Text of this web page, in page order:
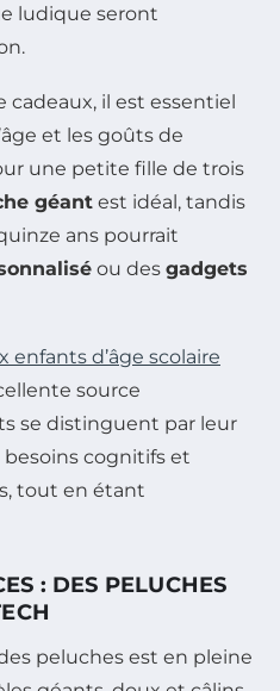
ludique seront
il est essentiel
et les goûts de
une petite fille de trois
géant est idéal, tandis
ans pourrait
ou des gadgets
enfants d’âge scolaire
source
se distinguent par leur
cognitifs et
tout en étant
: DES PELUCHES
peluches est en pleine